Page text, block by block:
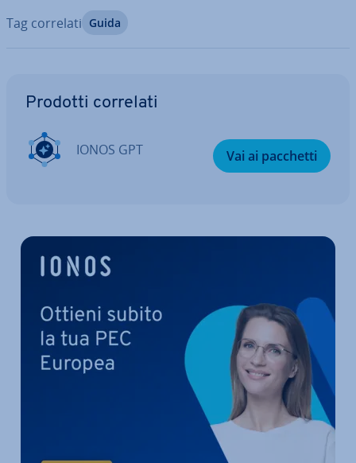
Tag correlati Guida
Prodotti correlati
IONOS GPT Vai ai pacchetti